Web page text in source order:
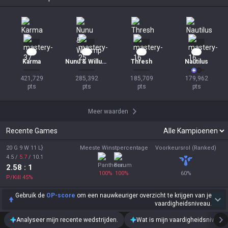
Karma
421,729
pts
Nunu & Willump
285,392
pts
Thresh
185,709
pts
Nautilus
179,962
pts
Meer waarden
Recente Games
20 G 9 W 11 L}
4.5 / 5.7 / 10.1
2.58 : 1
P/Kill 45%
Meeste Winstpercentage
100% 100%
Voorkeursrol (Ranked)
60%
Gebruik de OP-score om een nauwkeuriger overzicht te krijgen van je
vaardigheidsniveau.
Analyseer mijn recente wedstrijden. Wat is mijn vaardigheidsniveau?